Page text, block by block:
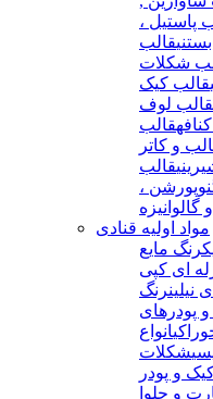
پاستیل ،
قالب
شکلات
قالب کیک
قالب لوف
قالب
و کاتر
قالب
،
گالوانیزه
مواد اولیه قنادی
رنگ مایع
ای کپی
نیلینرنگ
و پودرهای
انواع
شکلات
و پودر
و حلوا